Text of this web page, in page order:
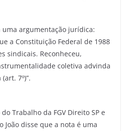
argumentação jurídica:
a Constituição Federal de 1988
sindicais. Reconheceu,
coletiva advinda
7º)”.
Trabalho da FGV Direito SP e
João disse que a nota é uma